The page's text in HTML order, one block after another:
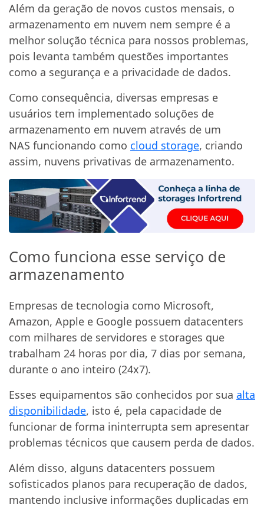
Além da geração de novos custos mensais, o
armazenamento em nuvem nem sempre é a
melhor solução técnica para nossos problemas,
pois levanta também questões importantes
como a segurança e a privacidade de dados.
Como consequência, diversas empresas e
usuários tem implementado soluções de
armazenamento em nuvem através de um
NAS funcionando como cloud storage, criando
assim, nuvens privativas de armazenamento.
Como funciona esse serviço de
armazenamento
Empresas de tecnologia como Microsoft,
Amazon, Apple e Google possuem datacenters
com milhares de servidores e storages que
trabalham 24 horas por dia, 7 dias por semana,
durante o ano inteiro (24x7).
Esses equipamentos são conhecidos por sua alta
disponibilidade, isto é, pela capacidade de
funcionar de forma ininterrupta sem apresentar
problemas técnicos que causem perda de dados.
Além disso, alguns datacenters possuem
sofisticados planos para recuperação de dados,
mantendo inclusive informações duplicadas em